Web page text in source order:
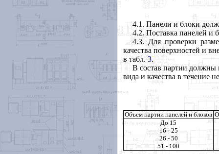
4.1 . Панели и блоки
4.2. Поставка панелей и
4.3. Для проверки
качества поверхностей и
в табл.3.
В состав партии должны
вида и качества в течение
Объем партии панелей и блоков
До 15
16 - 25
26 - 50
51 - 100